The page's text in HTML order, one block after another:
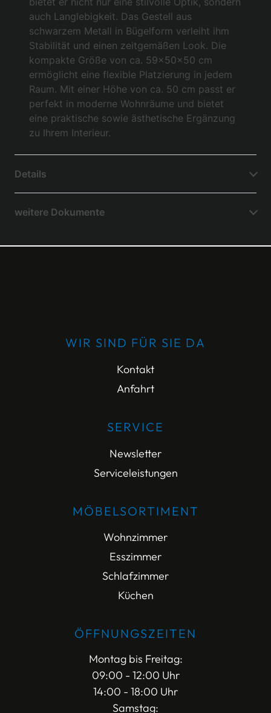
auch Langlebigkeit. Das Gestell aus
schwarzem Metall in Bügelform verleiht ihm
Stabilität und einen zeitgemäßen Look. Die
kompakte Größe von ca. 59x50x50 cm
ermöglicht eine flexible Platzierung in jedem
Raum. Mit einer Höhe von ca. 50 cm passt er
perfekt in moderne Wohnräume und bietet
eine praktische sowie ästhetische Ergänzung
zu Ihrem Interieur.
Details
weitere Dokumente
WIR SIND FÜR SIE DA
Kontakt
Anfahrt
SERVICE
Newsletter
Serviceleistungen
MÖBELSORTIMENT
Wohnzimmer
Esszimmer
Schlafzimmer
Küchen
ÖFFNUNGSZEITEN
Montag bis Freitag:
09:00 - 12:00 Uhr
14:00 - 18:00 Uhr
Samstag: